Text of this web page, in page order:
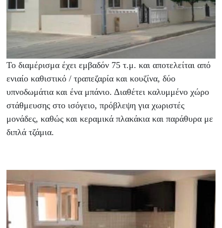
Το διαμέρισμα έχει εμβαδόν 75 τ.μ. και αποτελείται από
ενιαίο καθιστικό / τραπεζαρία και κουζίνα, δύο
υπνοδωμάτια και ένα μπάνιο. Διαθέτει καλυμμένο χώρο
στάθμευσης στο ισόγειο, πρόβλεψη για χωριστές
μονάδες, καθώς και κεραμικά πλακάκια και παράθυρα με
διπλά τζάμια.